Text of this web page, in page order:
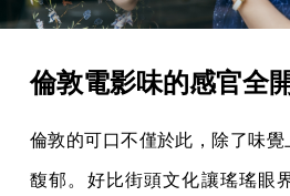
倫敦電影味的感官全
倫敦的可口不僅於此，除了味
馥郁。好比街頭文化讓瑤瑤眼